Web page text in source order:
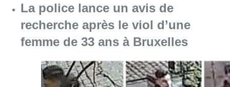
La police lance un avis de
recherche après le viol d’une
femme de 33 ans à Bruxelles